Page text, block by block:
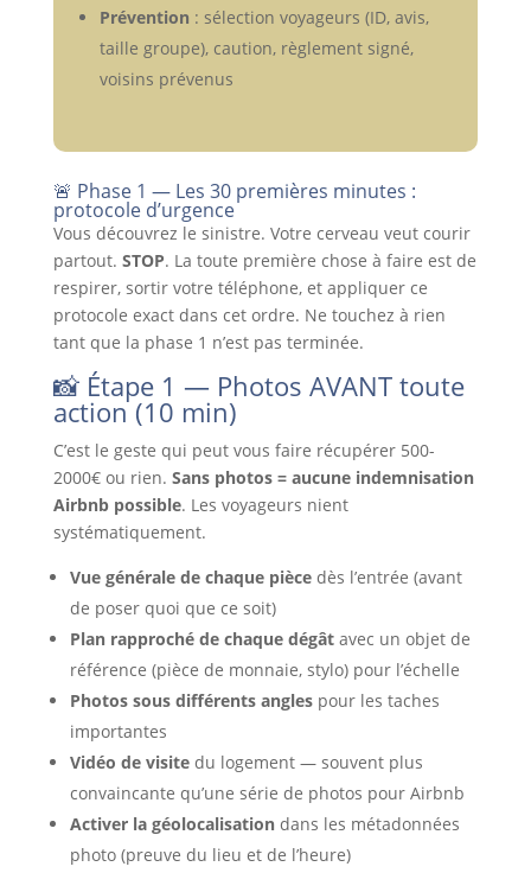
Prévention : sélection voyageurs (ID, avis,
taille groupe), caution, règlement signé,
voisins prévenus
🚨 Phase 1 — Les 30 premières minutes :
protocole d’urgence
Vous découvrez le sinistre. Votre cerveau veut courir
partout. STOP. La toute première chose à faire est de
respirer, sortir votre téléphone, et appliquer ce
protocole exact dans cet ordre. Ne touchez à rien
tant que la phase 1 n’est pas terminée.
📸 Étape 1 — Photos AVANT toute
action (10 min)
C’est le geste qui peut vous faire récupérer 500-
2000€ ou rien. Sans photos = aucune indemnisation
Airbnb possible. Les voyageurs nient
systématiquement.
Vue générale de chaque piècedès l’entrée (avant
de poser quoi que ce soit)
Plan rapproché de chaque dégâtavec un objet de
référence (pièce de monnaie, stylo) pour l’échelle
Photos sous différents anglespour les taches
importantes
Vidéo de visitedu logement — souvent plus
convaincante qu’une série de photos pour Airbnb
Activer la géolocalisationdans les métadonnées
photo (preuve du lieu et de l’heure)